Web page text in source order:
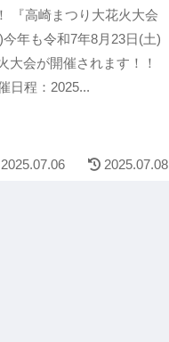
『高崎まつり大花火大会
年も令和7年8月23日(土)
大会が開催されます！！
日程：2025...
2025.07.06 2025.07.08